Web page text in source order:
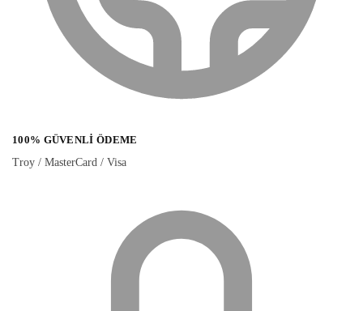
100% GÜVENLI ÖDEME
Troy / MasterCard / Visa